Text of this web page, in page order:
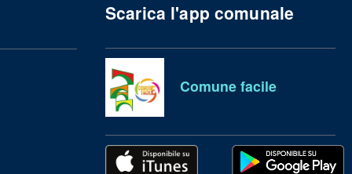
Scarica l'app comunale
Comune facile